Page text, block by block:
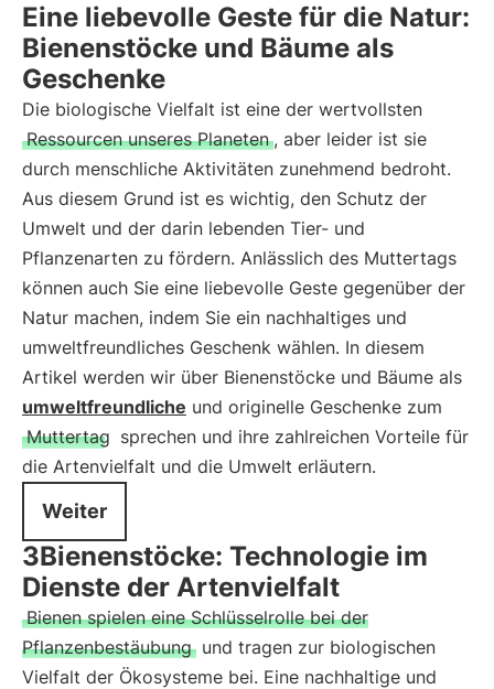
Eine liebevolle Geste für die Natur:
Bienenstöcke und Bäume als
Geschenke
Die biologische Vielfalt ist eine der wertvollsten
Ressourcen unseres Planeten , aber leider ist sie
durch menschliche Aktivitäten zunehmend bedroht.
Aus diesem Grund ist es wichtig, den Schutz der
Umwelt und der darin lebenden Tier- und
Pflanzenarten zu fördern. Anlässlich des Muttertags
können auch Sie eine liebevolle Geste gegenüber der
Natur machen, indem Sie ein nachhaltiges und
umweltfreundliches Geschenk wählen. In diesem
Artikel werden wir über Bienenstöcke und Bäume als
umweltfreundliche und originelle Geschenke zum
Muttertag sprechen und ihre zahlreichen Vorteile für
die Artenvielfalt und die Umwelt erläutern.
Weiter
3Bienenstöcke: Technologie im
Dienste der Artenvielfalt
Bienen spielen eine Schlüsselrolle bei der
Pflanzenbestäubung und tragen zur biologischen
Vielfalt der Ökosysteme bei. Eine nachhaltige und